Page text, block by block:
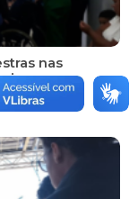
nas
riscos e